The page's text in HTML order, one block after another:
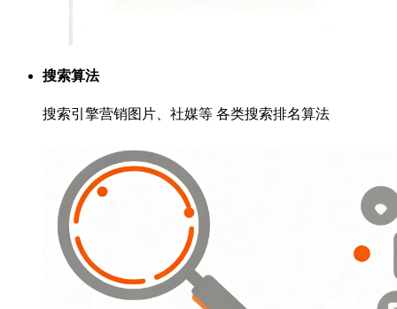
搜索算法
搜索引擎营销图片、社媒等 各类搜索排名算法